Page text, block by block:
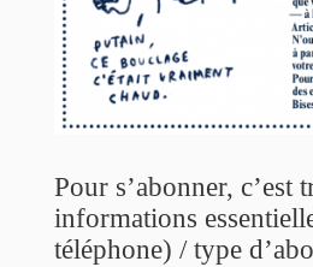
Pour s’abonner, c’est
informations
téléphone) / type